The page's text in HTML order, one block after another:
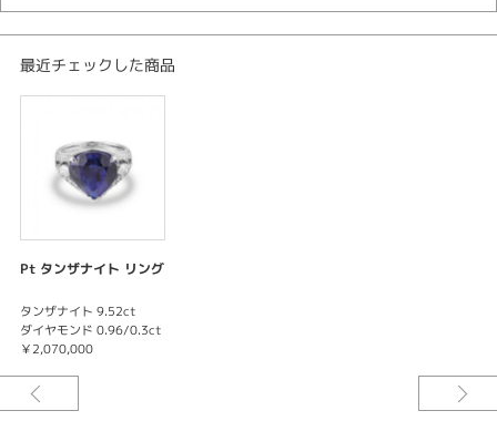
最近チェックした商品
Pt タンザナイト リング
タンザナイト 9.52ct
ダイヤモンド 0.96/0.3ct
￥2,070,000